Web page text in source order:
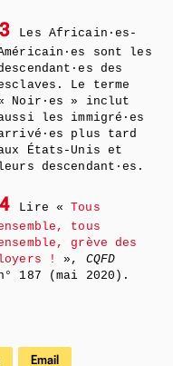
3
Les Africain·es-
sont les
des
Le terme
Noir·es » inclut
les immigré·es
plus tard
États-Unis et
descendant·es.
4 Lire «Tous
tous
grève des
!
», CQFD
187 (mai 2020).
Email